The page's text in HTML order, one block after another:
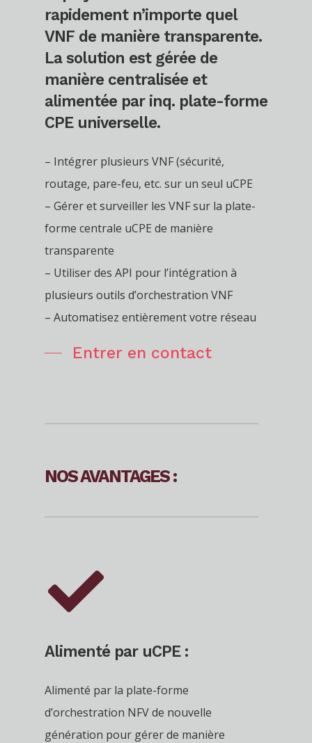
rapidement n’importe quel
VNF de manière transparente.
La solution est gérée de
manière centralisée et
alimentée par inq. plate-forme
CPE universelle.
– Intégrer plusieurs VNF (sécurité,
routage, pare-feu, etc. sur un seul uCPE
– Gérer et surveiller les VNF sur la plate-
forme centrale uCPE de manière
transparente
– Utiliser des API pour l’intégration à
plusieurs outils d’orchestration VNF
– Automatisez entièrement votre réseau
Entrer en contact
NOS AVANTAGES :
Alimenté par uCPE :
Alimenté par la plate-forme
d’orchestration NFV de nouvelle
génération pour gérer de manière